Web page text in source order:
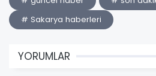
# Sakarya haberleri
YORUMLAR